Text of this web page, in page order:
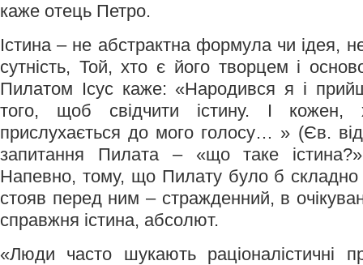
каже отець Петро.
Істина – не абстрактна формула чи ідея,
сутність, Той, хто є його творцем і
Пилатом Ісус каже: «Народився я і
того, щоб свідчити істину. І кожен,
прислухається до мого голосу… » (Єв.
запитання Пилата – «що таке
Напевно, тому, що Пилату було б складно
стояв перед ним – стражденний, в
справжня істина, абсолют.
«Люди часто шукають раціоналістичні